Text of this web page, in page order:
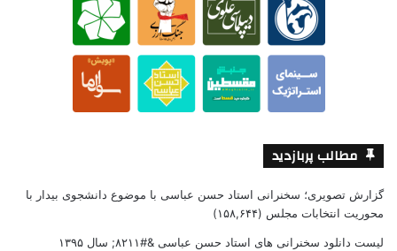
مطالب پربازدید
گزارش تصویری؛ سخنرانی استاد حسن عباسی با موضوع دانشجوی بیدار با
محوریت انتخابات مجلس (۱۵۸,۶۴۴)
لیست دانلود سخنرانی های استاد حسن عباسی &#۸۲۱۱; سال ۱۳۹۵